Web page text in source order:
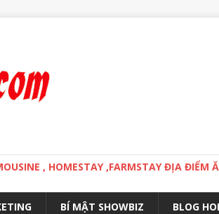
, HOMESTAY ,FARMSTAY ĐỊA ĐIỂM
BÍ MẬT SHOWBIZ BLOG